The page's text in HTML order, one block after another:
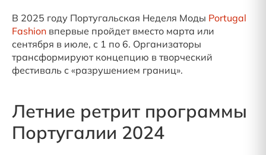
В 2025 году Португальская Неделя Моды Portugal
Fashion впервые пройдет вместо марта или
сентября в июле, с 1 по 6. Организаторы
трансформируют концепцию в творческий
фестиваль с «разрушением границ».
Летние ретрит программы
Португалии 2024